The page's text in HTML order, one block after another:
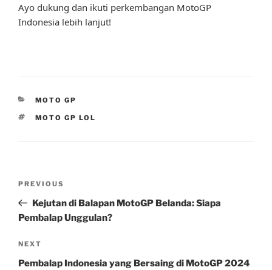
Ayo dukung dan ikuti perkembangan MotoGP
Indonesia lebih lanjut!
CATEGORIES
MOTO GP
TAGS
MOTO GP LOL
Previous
Post
PREVIOUS
Kejutan di Balapan MotoGP Belanda: Siapa
Pembalap Unggulan?
Next
Post
NEXT
Pembalap Indonesia yang Bersaing di MotoGP 2024